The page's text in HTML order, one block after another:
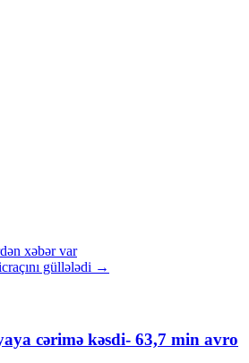
xəbər var
güllələdi →
cərimə kəsdi- 63,7 min avro